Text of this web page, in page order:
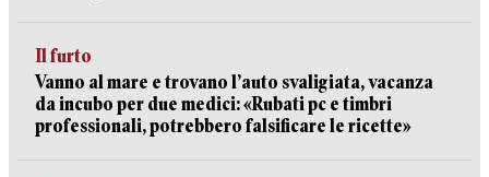
Il furto
Vanno al mare e trovano l’auto svaligiata, vacanza
da incubo per due medici: «Rubati pc e timbri
professionali, potrebbero falsificare le ricette»